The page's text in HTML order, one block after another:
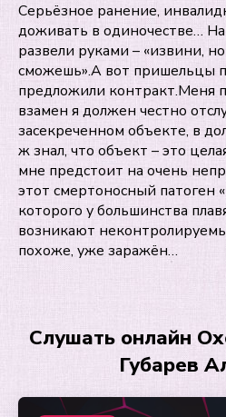
Серьёзное ранение,
доживать в одиночестве…
развели руками – «извини,
сможешь».А вот пришельцы
предложили контракт.Меня
взамен я должен честно
засекреченном объекте, в
ж знал, что объект – это
мне предстоит на очень
этот смертоносный патоген
которого у большинства
возникают
похоже, уже заражён…
Слушать онлайн
Губарев